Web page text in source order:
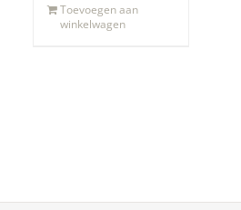
Toevoegen aan
winkelwagen